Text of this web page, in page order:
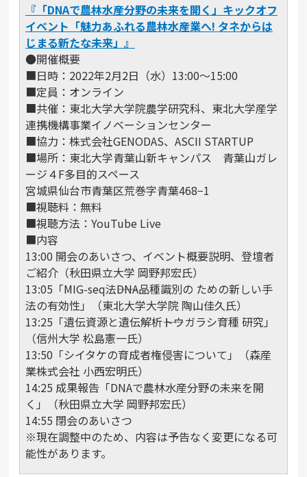
『「DNAで農林水産分野の未来を開く」キックオフ
イベント「魅力あふれる農林水産業へ! タネからは
じまる新たな未来」』
●開催概要
■日時：2022年2月2日（水）13:00～15:00
■定員：オンライン
■共催：東北大学大学院農学研究科、東北大学産学
連携機構事業イノベーションセンター
■協力：株式会社GENODAS、ASCII STARTUP
■場所：東北大学青葉山新キャンパス 青葉山ガレ
ージ４F多目的スペース
宮城県仙台市青葉区荒巻字青葉468−1
■視聴料：無料
■視聴方法：YouTube Live
■内容
13:00 開会のあいさつ、イベント概要説明、登壇者
ご紹介（秋田県立大学 岡野邦宏氏）
13:05「MIG-seq法――DNA品種識別の ための新しい手
法の有効性」（東北大学大学院 陶山佳久氏）
13:25「遺伝資源と遺伝解析――トウガラシ育種 研究」
（信州大学 松島憲一氏）
13:50「シイタケの育成者権侵害について」（森産
業株式会社 小西宏明氏）
14:25 成果報告「DNAで農林水産分野の未来を開
く」（秋田県立大学 岡野邦宏氏）
14:55 閉会のあいさつ
※現在調整中のため、内容は予告なく変更になる可
能性があります。